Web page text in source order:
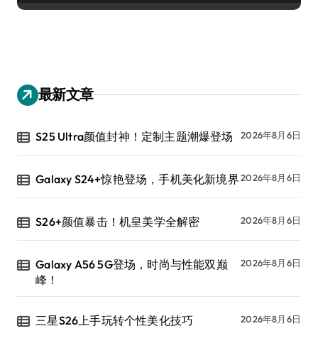
最新文章
S25 Ultra颜值封神！定制主题潮爆登场 2026年8月6日
Galaxy S24+惊艳登场，手机美化新境界2026年8月6日
S26+颜值暴击！机皇美学全解密 2026年8月6日
Galaxy A56 5G登场，时尚与性能双巅
峰！
2026年8月6日
三星S26上手玩转个性美化技巧 2026年8月6日